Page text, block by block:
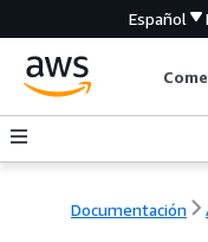
Español
Documentación